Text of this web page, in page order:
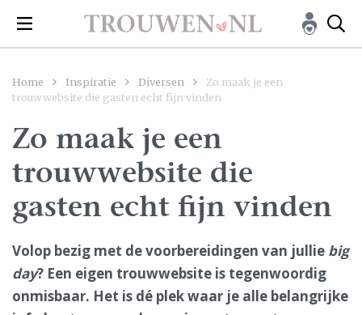
Home Inspiratie Diversen
Zo maak je een
trouwwebsite die gasten echt fijn vinden
Zo maak je een
trouwwebsite die
gasten echt fijn vinden
Volop bezig met de voorbereidingen van jullie big
day? Een eigen trouwwebsite is tegenwoordig
onmisbaar. Het is dé plek waar je alle belangrijke